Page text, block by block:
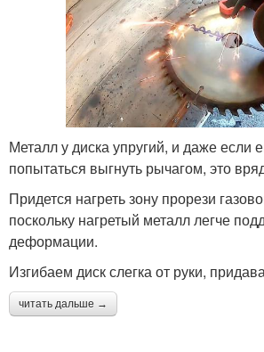
Металл у диска упругий, и даже если
попытаться выгнуть рычагом, это
Придется нагреть зону прорези
поскольку нагретый металл легче
деформации.
Изгибаем диск слегка от руки,
читать дальше →